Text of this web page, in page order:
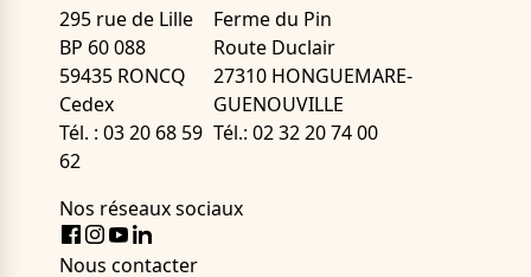
295 rue de Lille
BP 60 088
59435 RONCQ
Cedex
Tél. : 03 20 68 59
62
Ferme du Pin
Route Duclair
27310 HONGUEMARE-
GUENOUVILLE
Tél.: 02 32 20 74 00
Nos réseaux sociaux
Facebook
Instagram
Youtube
Nous contacter